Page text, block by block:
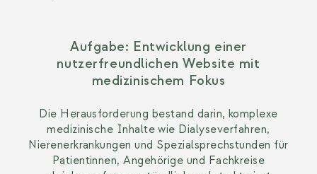
Aufgabe: Entwicklung einer
nutzerfreundlichen Website mit
medizinischem Fokus
Die Herausforderung bestand darin, komplexe
medizinische Inhalte wie Dialyseverfahren,
Nierenerkrankungen und Spezialsprechstunden für
Patientinnen, Angehörige und Fachkreise